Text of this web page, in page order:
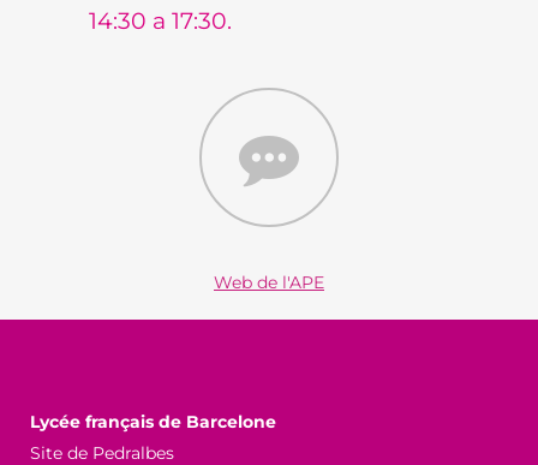
14:30 a 17:30.
Web de l'APE
Lycée français de Barcelone
Site de Pedralbes